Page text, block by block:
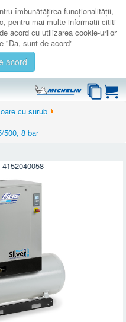
îmbunătăţirea funcţionalităţii,
pentru mai multe informatii cititi
acord cu utilizarea cookie-urilor
"Da, sunt de acord"
acord
cu surub
500, 8 bar
4152040058